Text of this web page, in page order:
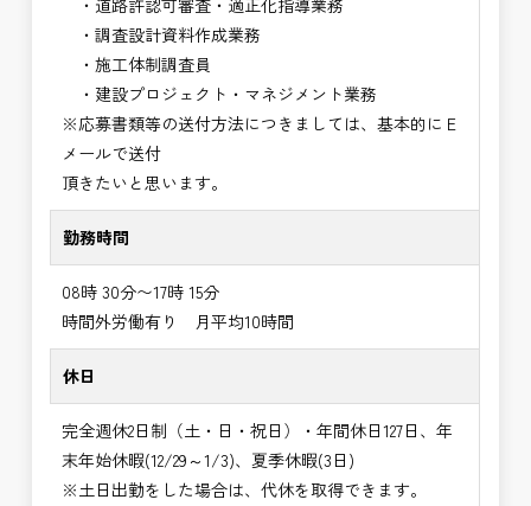
・道路許認可審査・適正化指導業務
・調査設計資料作成業務
・施工体制調査員
・建設プロジェクト・マネジメント業務
※応募書類等の送付方法につきましては、基本的にＥ
メールで送付
頂きたいと思います。
勤務時間
08時 30分〜17時 15分
時間外労働有り 月平均10時間
休日
完全週休2日制（土・日・祝日）・年間休日127日、年
末年始休暇(12/29～1/3)、夏季休暇(3日)
※土日出勤をした場合は、代休を取得できます。